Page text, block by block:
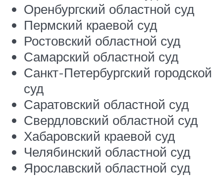
Оренбургский областной суд
Пермский краевой суд
Ростовский областной суд
Самарский областной суд
Санкт-Петербургский городской
суд
Саратовский областной суд
Свердловский областной суд
Хабаровский краевой суд
Челябинский областной суд
Ярославский областной суд